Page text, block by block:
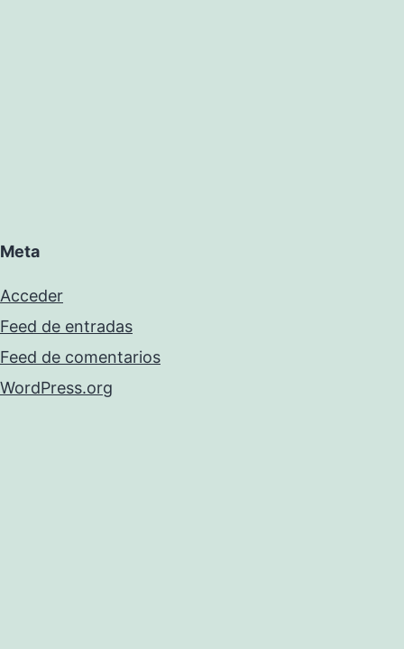
Meta
Acceder
Feed de entradas
Feed de comentarios
WordPress.org